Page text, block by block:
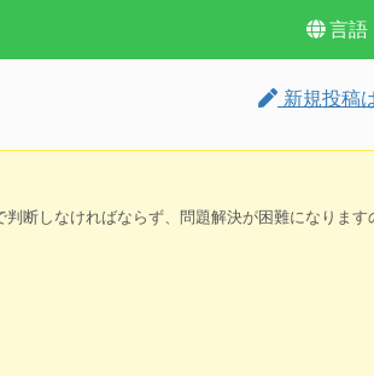
言語
新規投稿
断しなければならず、問題解決が困難になります